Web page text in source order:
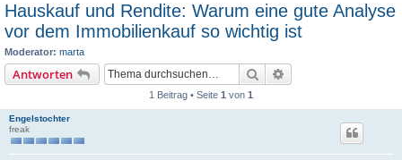
c
Hauskauf und Rendite: Warum eine gute Analyse
vor dem Immobilienkauf so wichtig ist
Moderator: marta
Antworten Suche
1 Beitrag • Seite 1 von 1
Engelstochter
freak